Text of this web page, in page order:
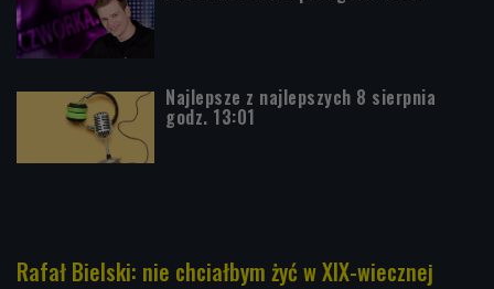
Najlepsze z najlepszych 8 sierpnia
godz. 13:01
Rafał Bielski: nie chciałbym żyć w XIX-wiecznej